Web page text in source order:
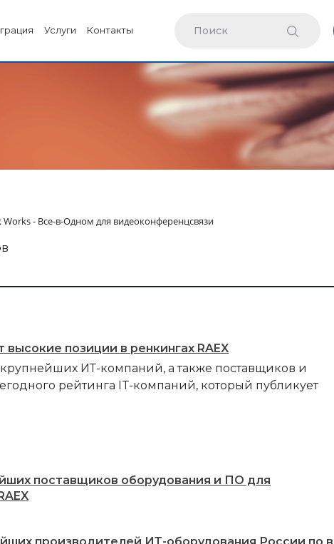
Услуги Контакты
Works - Все-в-Одном для видеоконференцсвязи
позиции в ренкингах RAEX
ИТ-компаний, а также поставщиков и
рейтинга IT-компаний, который публикует
поставщиков оборудования и ПО для